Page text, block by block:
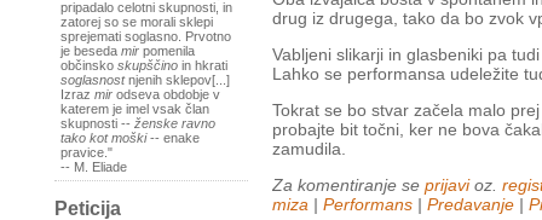
pripadalo celotni skupnosti, in
zatorej so se morali sklepi
sprejemati soglasno. Prvotno
je beseda mir pomenila
občinsko skupščino in hkrati
soglasnostnjenih sklepov[...]
Izraz mir odseva obdobje v
katerem je imel vsak član
skupnosti -- ženske ravno
tako kot moški-- enake
pravice."
-- M. Eliade
Peticija
drug iz drugega, tako da bo zvok
Vabljeni slikarji in glasbeniki pa
Lahko se performansa udeležite
Tokrat se bo stvar začela malo
probajte bit točni, ker ne bova
zamudila.
Za komentiranje se prijavioz.
miza | Performans | Predavanje |